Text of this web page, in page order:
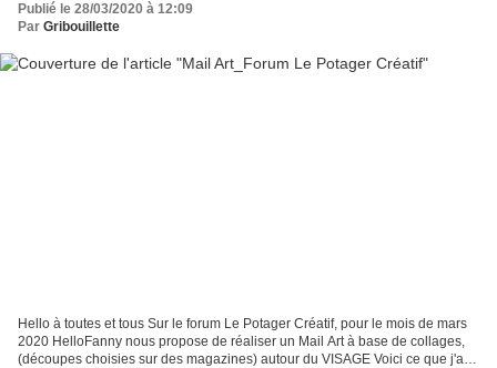
Publié le 28/03/2020 à 12:09
Par Gribouillette
Hello à toutes et tous Sur le forum Le Potager Créatif, pour le mois de mars
2020 HelloFanny nous propose de réaliser un Mail Art à base de collages,
(découpes choisies sur des magazines) autour du VISAGE Voici ce que j'ai